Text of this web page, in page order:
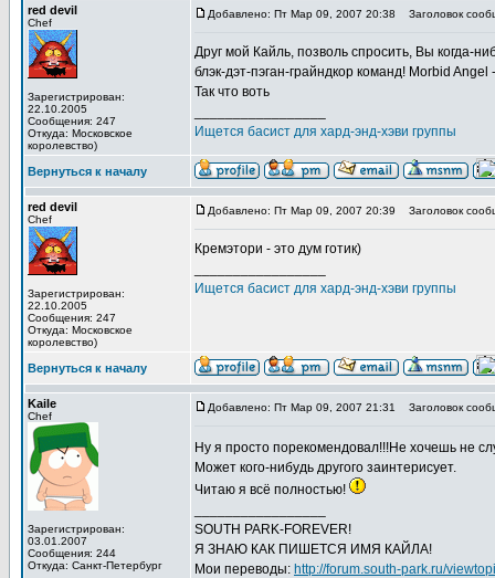
red devil
Chef
Зарегистрирован:
22.10.2005
Сообщения: 247
Откуда: Московское
королевство)
Добавлено: Пт Мар 09, 2007 20:38 Заголовок
Друг мой Кайль, позволь спросить, Вы когда-
блэк-дэт-пэган-грайндкор команд! Morbid
Так что воть
Ищется басист для хард-энд-хэви группы
Вернуться к началу
red devil
Chef
Зарегистрирован:
22.10.2005
Сообщения: 247
Откуда: Московское
королевство)
Добавлено: Пт Мар 09, 2007 20:39 Заголовок
Кремэтори - это дум готик)
Ищется басист для хард-энд-хэви группы
Вернуться к началу
Kaile
Chef
Зарегистрирован:
03.01.2007
Сообщения: 244
Откуда: Санкт-Петербург
Добавлено: Пт Мар 09, 2007 21:31 Заголовок
Ну я просто порекомендовал!!!Не хочешь не
Может кого-нибудь другого заинтерисует.
Читаю я всё полностью!
SOUTH PARK-FOREVER!
Я ЗНАЮ КАК ПИШЕТСЯ ИМЯ КАЙЛА!
Мои переводы: http://forum.south-park.ru/